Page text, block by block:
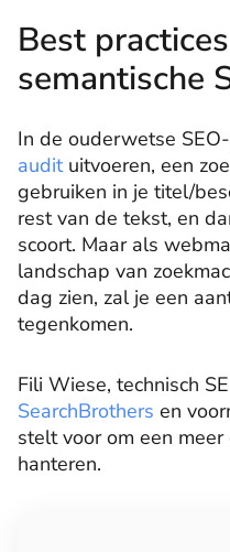
Best
semantische
In de ouderwetse
audituitvoeren, een
gebruiken in je titel/
rest van de tekst, en
scoort. Maar als
landschap van
dag zien, zal je een
tegenkomen.
Fili Wiese, technisch
SearchBrothers en
stelt voor om een
hanteren.